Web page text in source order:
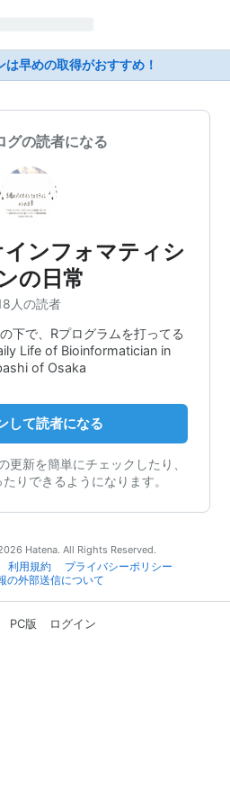
は早めの取得がおすすめ！
グの読者になる
ンフォマティシ
の日常
人の読者
下で、Rプログラムを打ってる
Life of Bioinformatician in
of Osaka
して読者になる
更新を簡単にチェックしたり、
りできるようになります。
Hatena. All Rights Reserved.
利用規約
プライバシーポリシー
の外部送信について
PC版 ログイン